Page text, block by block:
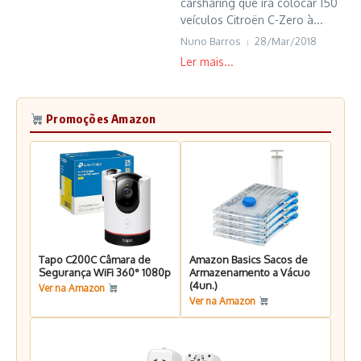
carsharing que irá colocar 150
veículos Citroën C-Zero à...
Nuno Barros 28/Mar/2018
Promoções Amazon
Tapo C200C Câmara de
Segurança WiFi 360° 1080p
Ver na Amazon
Amazon Basics Sacos de
Armazenamento a Vácuo
(4un.)
Ver na Amazon